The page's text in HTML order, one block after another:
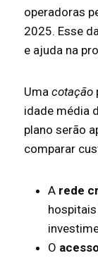
operadoras
2025. Esse
e ajuda na
Uma cotação
idade média
plano serão
comparar
A rede
O